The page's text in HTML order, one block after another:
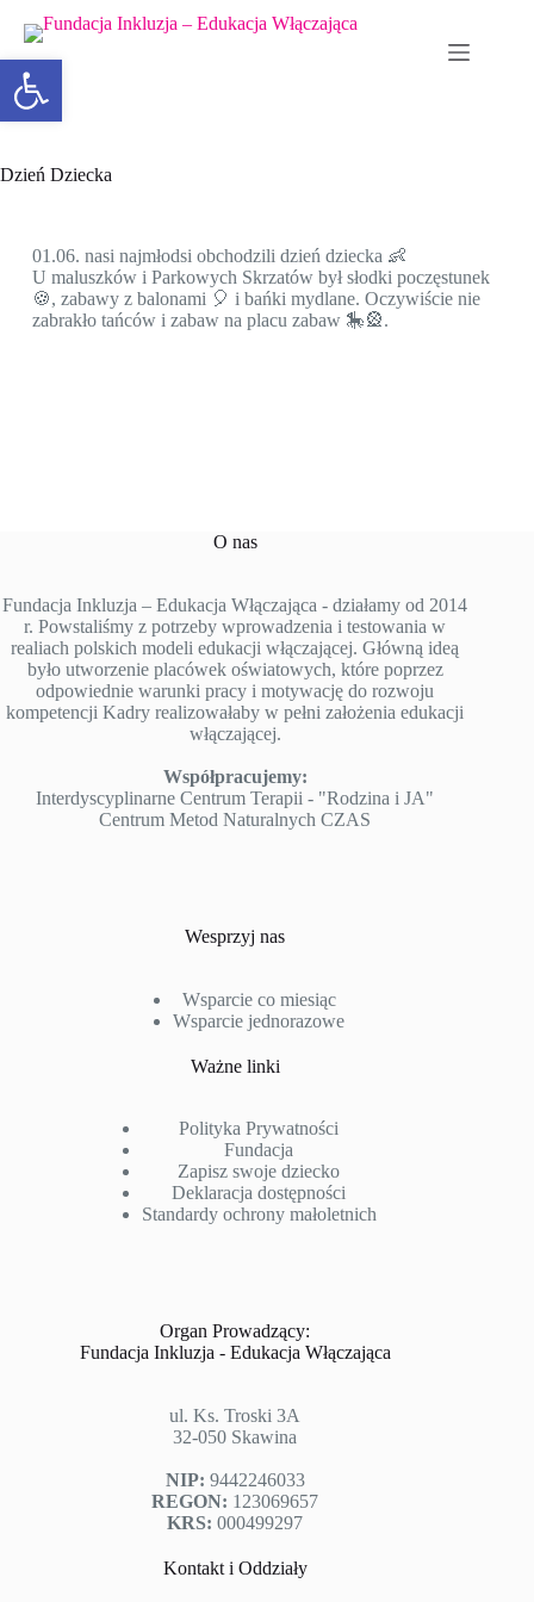
Dzień Dziecka
01.06. nasi najmłodsi obchodzili dzień dziecka 👶
U maluszków i Parkowych Skrzatów był słodki poczęstunek
🍪, zabawy z balonami 🎈 i bańki mydlane. Oczywiście nie
zabrakło tańców i zabaw na placu zabaw 🎠🎡.
O nas
Fundacja Inkluzja – Edukacja Włączająca - działamy od 2014
r. Powstaliśmy z potrzeby wprowadzenia i testowania w
realiach polskich modeli edukacji włączającej. Główną ideą
było utworzenie placówek oświatowych, które poprzez
odpowiednie warunki pracy i motywację do rozwoju
kompetencji Kadry realizowałaby w pełni założenia edukacji
włączającej.
Współpracujemy:
Interdyscyplinarne Centrum Terapii - "Rodzina i JA"
Centrum Metod Naturalnych CZAS
Wesprzyj nas
Wsparcie co miesiąc
Wsparcie jednorazowe
Ważne linki
Polityka Prywatności
Fundacja
Zapisz swoje dziecko
Deklaracja dostępności
Standardy ochrony małoletnich
Organ Prowadzący:
Fundacja Inkluzja - Edukacja Włączająca
ul. Ks. Troski 3A
32-050 Skawina
NIP: 9442246033
REGON: 123069657
KRS: 000499297
Kontakt i Oddziały
Otwórz pasek narzędzi